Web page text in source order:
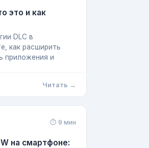
это и как
DLC в
как расширить
приложения и
Читать →
⏱ 9 мин
на смартфоне: